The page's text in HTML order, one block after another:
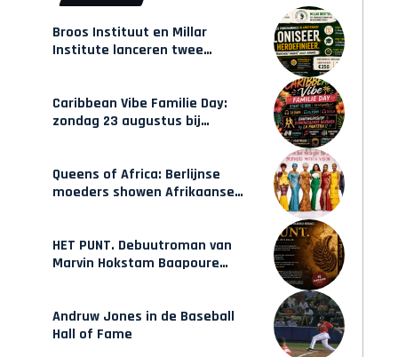
Broos Instituut en Millar
Institute lanceren twee
Caribbean Vibe Familie Day:
zondag 23 augustus bij
Queens of Africa: Berlijnse
moeders showen Afrikaanse
HET PUNT. Debuutroman van
Marvin Hokstam Baapoure
Andruw Jones in de Baseball
Hall of Fame